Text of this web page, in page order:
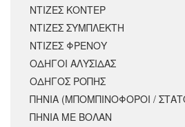
ΝΤΙΖΕΣ ΚΟΝΤΕΡ
ΝΤΙΖΕΣ ΣΥΜΠΛΕΚΤΗ
ΝΤΙΖΕΣ ΦΡΕΝΟΥ
ΟΔΗΓΟΙ ΑΛΥΣΙΔΑΣ
ΟΔΗΓΟΣ ΡΟΠΗΣ
ΠΗΝΙΑ (ΜΠΟΜΠΙΝΟΦΟΡΟΙ /
ΠΗΝΙΑ ΜΕ ΒΟΛΑΝ